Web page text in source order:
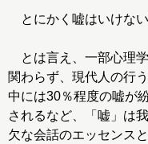
とにかく嘘はいけない
とは言え、一部心理
関わらず、現代人の行
中には30％程度の嘘が
されるなど、「嘘」は
欠な会話のエッセンス